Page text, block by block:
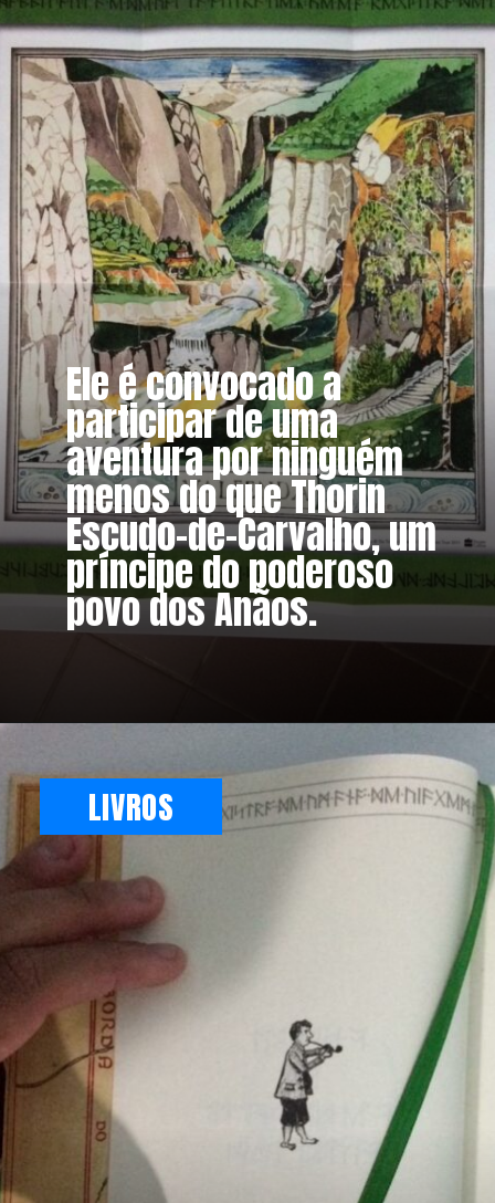
Ele é convocado a
participar de uma
aventura por ninguém
menos do que Thorin
Escudo-de-Carvalho, um
príncipe do poderoso
povo dos Anãos.
LIVROS